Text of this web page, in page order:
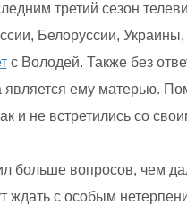
третий сезон
Белоруссии,
с Володей. Также без
ему матерью.
и не встретились со
больше вопросов, чем
ждать с особым